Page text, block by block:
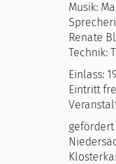
Musik:
Renate
Technik:
Einlass:
Eintritt
gefördert